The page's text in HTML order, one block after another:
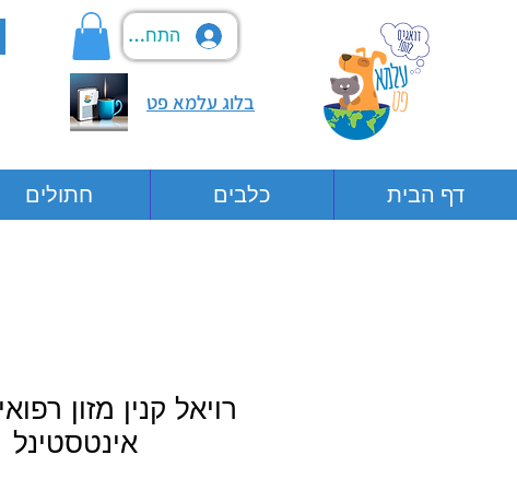
התחבר
בלוג עלמא פט
חתולים כלבים דף הבית
רויאל קנין מזון
אינטסטינל